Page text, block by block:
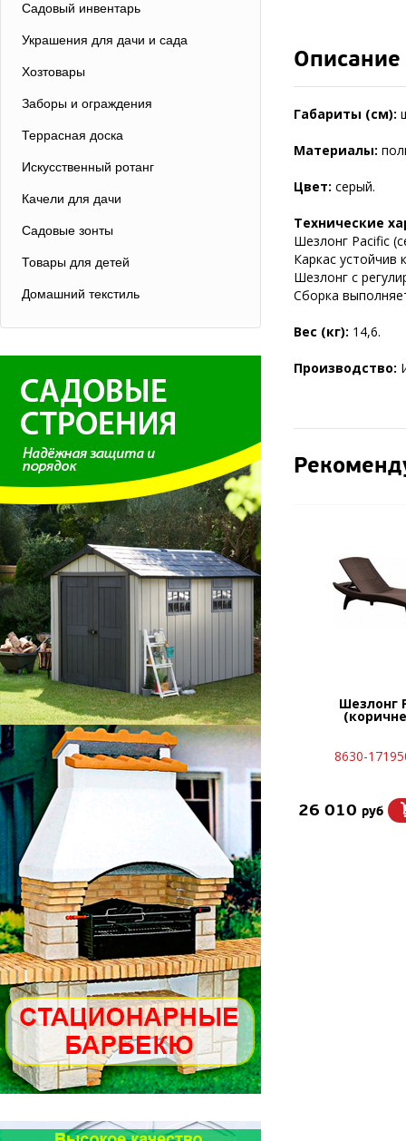
Садовый инвентарь
Украшения для дачи и сада
Хозтовары
Заборы и ограждения
Террасная доска
Искусственный ротанг
Качели для дачи
Садовые зонты
Товары для детей
Домашний текстиль
Описание
Габариты (см):
Материалы:
Цвет: серый.
Технические
Шезлонг Pacific
Каркас устойчив
Шезлонг с
Сборка
Вес (кг): 14,6.
Производство:
Шезлонг
8630-
26 010 руб